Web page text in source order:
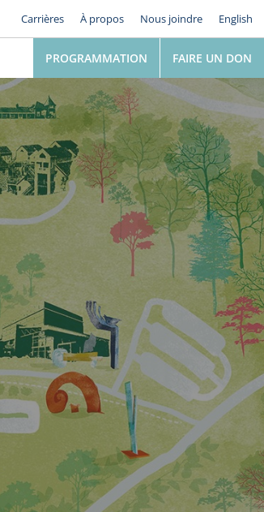
Carrières À propos Nous joindre English
PROGRAMMATION FAIRE UN DON